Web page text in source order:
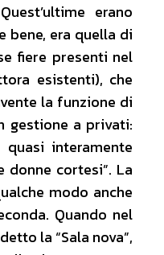
erano
bene, era quella di
fiere presenti nel
esistenti), che
la funzione di
gestione a privati:
interamente
cortesi”. La
modo anche
Quando nel
la “Sala nova”,